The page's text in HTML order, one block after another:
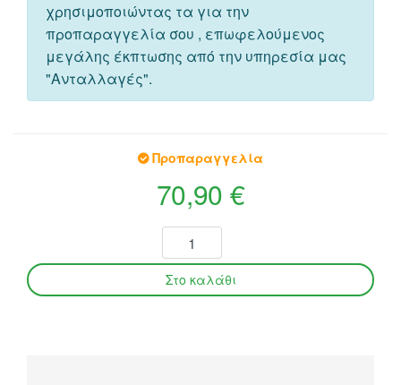
χρησιμοποιώντας τα για την
προπαραγγελία σου , επωφελούμενος
μεγάλης έκπτωσης από την υπηρεσία μας
"Ανταλλαγές".
Προπαραγγελία
70,90 €